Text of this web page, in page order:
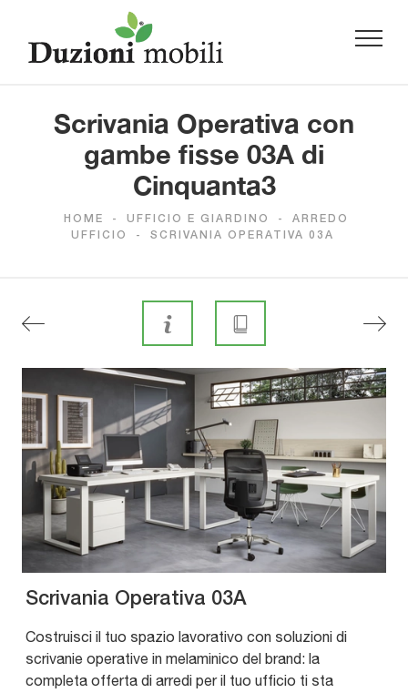
Scrivania Operativa con
gambe fisse 03A di
Cinquanta3
HOME - UFFICIO E GIARDINO -
ARREDO
UFFICIO
- SCRIVANIA OPERATIVA 03A
Scrivania Operativa 03A
Costruisci il tuo spazio lavorativo con soluzioni di
scrivanie operative in melaminico del brand: la
completa offerta di arredi per il tuo ufficio ti sta